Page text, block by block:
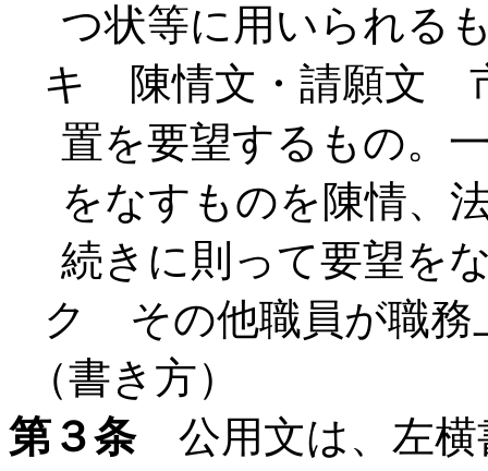
つ状等に用いられる
キ 陳情文・請願文
置を要望するもの。
をなすものを陳情、
続きに則って要望を
ク その他職員が職務
（書き方）
第３条公用文は、左横